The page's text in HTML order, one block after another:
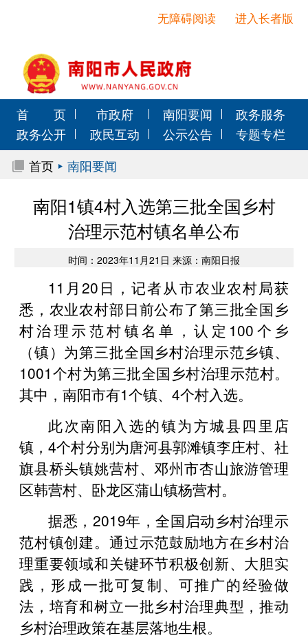
进入长者版
无障碍阅读
首 页 市政府 南阳要闻
政务服务
政务公开
政民互动 公示公告
专题专栏
首页
南阳要闻
南阳1镇4村入选第三批全国乡村
治理示范村镇名单公布
时间：2023年11月21日 来源：南阳日报
11月20日，记者从市农业农村局获
悉，农业农村部日前公布了第三批全国乡
村治理示范村镇名单，认定100个乡
（镇）为第三批全国乡村治理示范乡镇、
1001个村为第三批全国乡村治理示范村。
其中，南阳市有1个镇、4个村入选。
此次南阳入选的镇为方城县四里店
镇，4个村分别为唐河县郭滩镇李庄村、社
旗县桥头镇姚营村、邓州市杏山旅游管理
区韩营村、卧龙区蒲山镇杨营村。
据悉，2019年，全国启动乡村治理示
范村镇创建。通过示范鼓励地方在乡村治
理重要领域和关键环节积极创新、大胆实
践，形成一批可复制、可推广的经验做
法，培育和树立一批乡村治理典型，推动
乡村治理政策在基层落地生根。